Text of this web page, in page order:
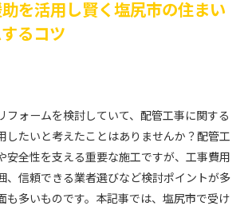
を活用し賢く塩尻市の住まい
るコツ
フォームを検討していて、配管工事に関する
したいと考えたことはありませんか？配管工
安全性を支える重要な施工ですが、工事費用
、信頼できる業者選びなど検討ポイントが多
も多いものです。本記事では、塩尻市で受け